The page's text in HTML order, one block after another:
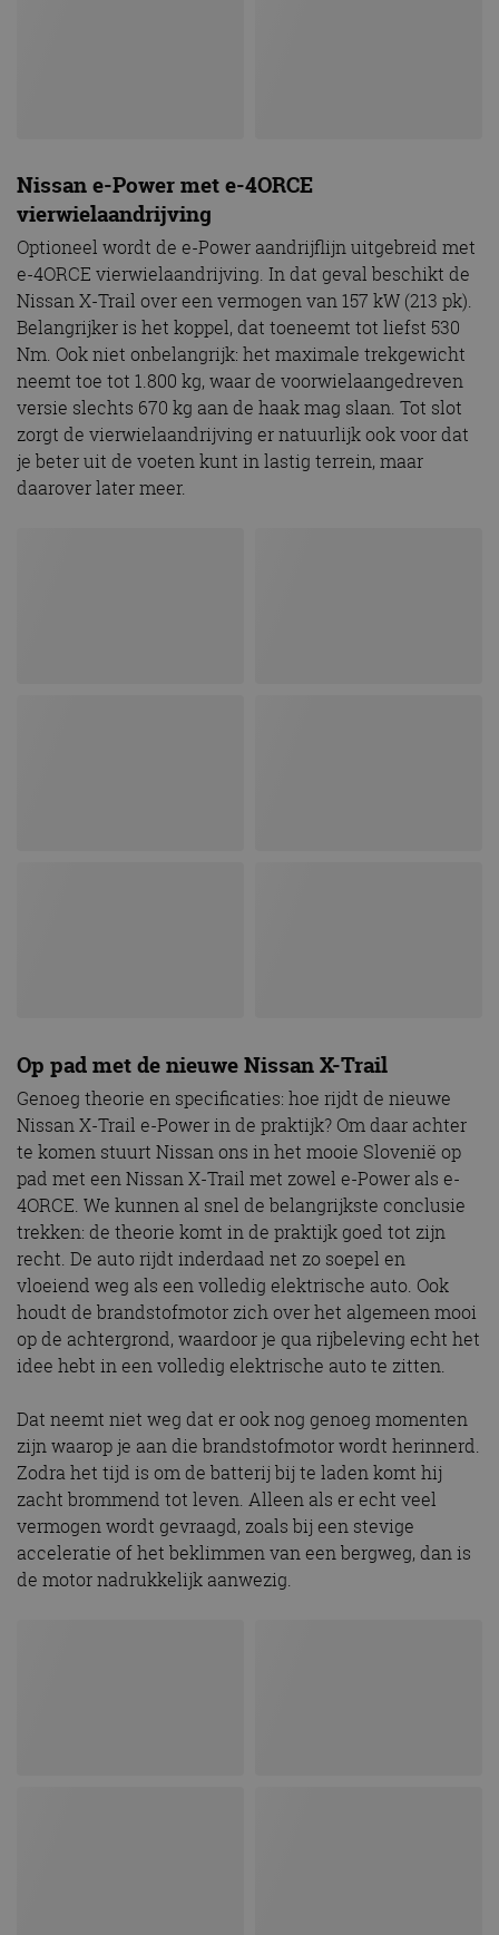
Nissan e-Power met e-4ORCE
vierwielaandrijving
Optioneel wordt de e-Power aandrijflijn uitgebreid met
e-4ORCE vierwielaandrijving. In dat geval beschikt de
Nissan X-Trail over een vermogen van 157 kW (213 pk).
Belangrijker is het koppel, dat toeneemt tot liefst 530
Nm. Ook niet onbelangrijk: het maximale trekgewicht
neemt toe tot 1.800 kg, waar de voorwielaangedreven
versie slechts 670 kg aan de haak mag slaan. Tot slot
zorgt de vierwielaandrijving er natuurlijk ook voor dat
je beter uit de voeten kunt in lastig terrein, maar
daarover later meer.
Op pad met de nieuwe Nissan X-Trail
Genoeg theorie en specificaties: hoe rijdt de nieuwe
Nissan X-Trail e-Power in de praktijk? Om daar achter
te komen stuurt Nissan ons in het mooie Slovenië op
pad met een Nissan X-Trail met zowel e-Power als e-
4ORCE. We kunnen al snel de belangrijkste conclusie
trekken: de theorie komt in de praktijk goed tot zijn
recht. De auto rijdt inderdaad net zo soepel en
vloeiend weg als een volledig elektrische auto. Ook
houdt de brandstofmotor zich over het algemeen mooi
op de achtergrond, waardoor je qua rijbeleving echt het
idee hebt in een volledig elektrische auto te zitten.
Dat neemt niet weg dat er ook nog genoeg momenten
zijn waarop je aan die brandstofmotor wordt herinnerd.
Zodra het tijd is om de batterij bij te laden komt hij
zacht brommend tot leven. Alleen als er echt veel
vermogen wordt gevraagd, zoals bij een stevige
acceleratie of het beklimmen van een bergweg, dan is
de motor nadrukkelijk aanwezig.